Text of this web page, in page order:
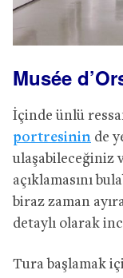
Musée
İçinde ünlü
portresinin de
ulaşabileceğiniz
açıklamasını
biraz zaman
detaylı olarak
Tura başlamak